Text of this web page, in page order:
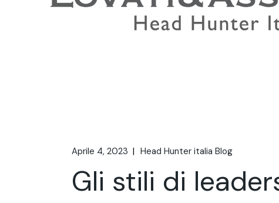
Aprile 4, 2023 Head Hunter italia Blog
Gli stili di